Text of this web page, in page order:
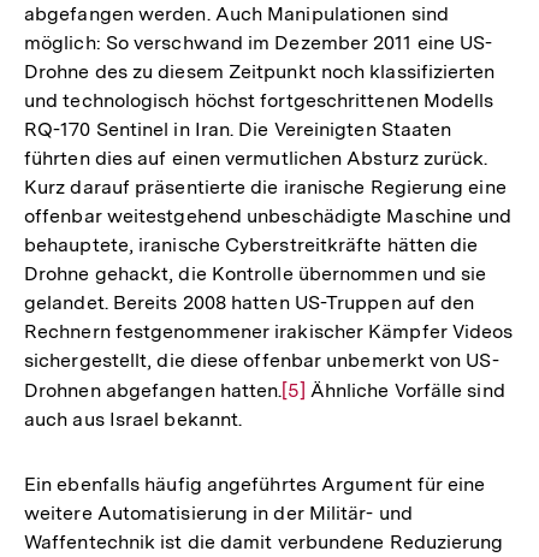
abgefangen werden. Auch Manipulationen sind
möglich: So verschwand im Dezember 2011 eine US-
Drohne des zu diesem Zeitpunkt noch klassifizierten
und technologisch höchst fortgeschrittenen Modells
RQ-170 Sentinel in Iran. Die Vereinigten Staaten
führten dies auf einen vermutlichen Absturz zurück.
Kurz darauf präsentierte die iranische Regierung eine
offenbar weitestgehend unbeschädigte Maschine und
behauptete, iranische Cyberstreitkräfte hätten die
Drohne gehackt, die Kontrolle übernommen und sie
gelandet. Bereits 2008 hatten US-Truppen auf den
Rechnern festgenommener irakischer Kämpfer Videos
sichergestellt, die diese offenbar unbemerkt von US-
Drohnen abgefangen hatten.Zur
Fußnote
[5] Ähnliche Vorfälle sind
auch aus Israel bekannt.
Ein ebenfalls häufig angeführtes Argument für eine
weitere Automatisierung in der Militär- und
Waffentechnik ist die damit verbundene Reduzierung